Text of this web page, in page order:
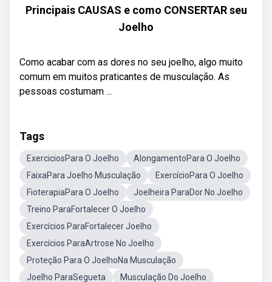
Principais CAUSAS e como CONSERTAR seu
Joelho
Como acabar com as dores no seu joelho, algo muito
comum em muitos praticantes de musculação. As
pessoas costumam ...
Tags
ExerciciosPara O Joelho
AlongamentoPara O Joelho
FaixaPara Joelho Musculação
ExercícioPara O Joelho
FioterapiaPara O Joelho
Joelheira ParaDor No Joelho
Treino ParaFortalecer O Joelho
Exercícios ParaFortalecer Joelho
Exercícios ParaArtrose No Joelho
Proteção Para O JoelhoNa Musculação
Joelho ParaSegueta
Musculação Do Joelho